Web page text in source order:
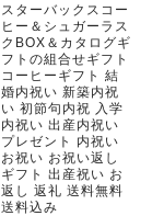
スターバックスコー
ヒー＆シュガーラス
クBOX＆カタログギ
フトの組合せギフト
コーヒーギフト 結
婚内祝い 新築内祝
い 初節句内祝 入学
内祝い 出産内祝い
プレゼント 内祝い
お祝い お祝い返し
ギフト 出産祝い お
返し 返礼 送料無料
送料込み